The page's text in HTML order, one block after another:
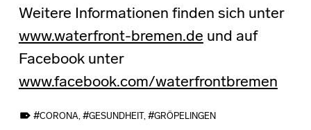
Weitere Informationen finden sich unter
www.waterfront-bremen.de und auf
Facebook unter
www.facebook.com/waterfrontbremen
CORONA, GESUNDHEIT , GRÖPELINGEN